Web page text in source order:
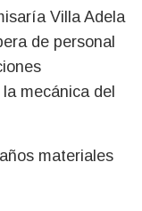
Villa Adela
de personal
mecánica del
materiales